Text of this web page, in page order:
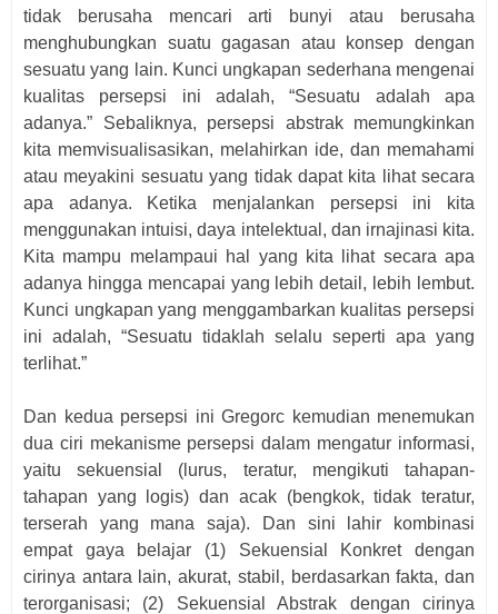
tidak berusaha mencari arti bunyi atau berusaha
menghubungkan suatu gagasan atau konsep dengan
sesuatu yang lain. Kunci ungkapan sederhana mengenai
kualitas persepsi ini adalah, “Sesuatu adalah apa
adanya.” Sebaliknya, persepsi abstrak memungkinkan
kita memvisualisasikan, melahirkan ide, dan memahami
atau meyakini sesuatu yang tidak dapat kita lihat secara
apa adanya. Ketika menjalankan persepsi ini kita
menggunakan intuisi, daya intelektual, dan irnajinasi kita.
Kita mampu melampaui hal yang kita lihat secara apa
adanya hingga mencapai yang lebih detail, lebih lembut.
Kunci ungkapan yang menggambarkan kualitas persepsi
ini adalah, “Sesuatu tidaklah selalu seperti apa yang
terlihat.”
Dan kedua persepsi ini Gregorc kemudian menemukan
dua ciri mekanisme persepsi dalam mengatur informasi,
yaitu sekuensial (lurus, teratur, mengikuti tahapan-
tahapan yang logis) dan acak (bengkok, tidak teratur,
terserah yang mana saja). Dan sini lahir kombinasi
empat gaya belajar (1) Sekuensial Konkret dengan
cirinya antara lain, akurat, stabil, berdasarkan fakta, dan
terorganisasi; (2) Sekuensial Abstrak dengan cirinya